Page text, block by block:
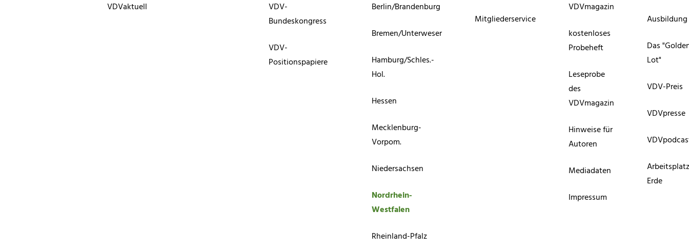
VDVaktuell
VDV-
Bundeskongress
VDV-
Positionspapiere
Berlin/Brandenburg
Bremen/Unterweser
Hamburg/Schles.-
Hol.
Hessen
Mecklenburg-
Vorpom.
Niedersachsen
Nordrhein-
Westfalen
Rheinland-Pfalz
Mitgliederservice
VDVmagazin
kostenloses
Probeheft
Leseprobe
des
VDVmagazin
Hinweise für
Autoren
Mediadaten
Impressum
Ausbildung
Das
Lot"
VDV-Preis
VDVpresse
Erde